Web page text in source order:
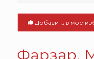
Добавить в моё
Фарзар.